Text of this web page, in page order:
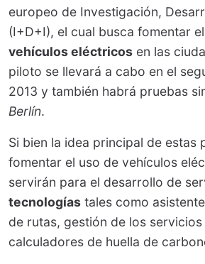
europeo de Investigación,
(I+D+I), el cual busca fomentar
vehículos eléctricos en las
piloto se llevará a cabo en el
2013 y también habrá pruebas
Berlín.
Si bien la idea principal de estas
fomentar el uso de vehículos
servirán para el desarrollo de
tecnologías tales como
de rutas, gestión de los
calculadores de huella de